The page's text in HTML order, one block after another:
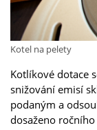
Kotel na pelety
Kotlíkové dotace
snižování emisí
podaným a
dosaženo